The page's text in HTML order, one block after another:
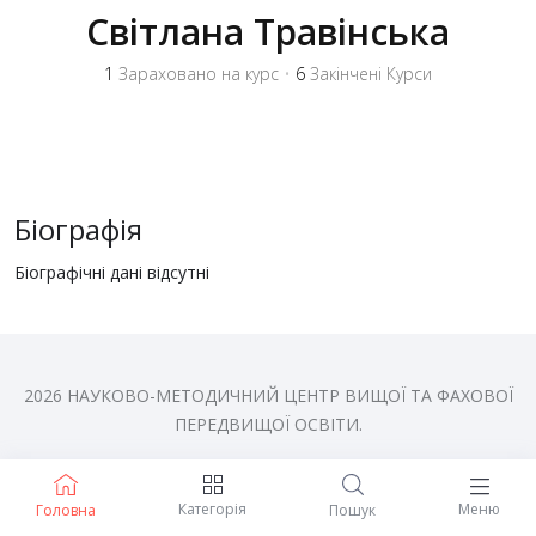
Головна Категорія Пошук Меню
Свiтлана Травiнська
1 Зараховано на курс • 6 Закінчені Курси
Біографія
Біографічні дані відсутні
2026 НАУКОВО-МЕТОДИЧНИЙ ЦЕНТР ВИЩОЇ ТА ФАХОВОЇ
ПЕРЕДВИЩОЇ ОСВІТИ.